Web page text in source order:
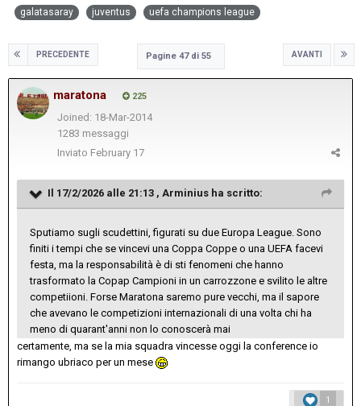
galatasaray juventus uefa champions league
PRECEDENTE AVANTI
Pagine 47 di 55
maratona 225
Joined: 18-Mar-2014
1283 messaggi
Inviato February 17
Il 17/2/2026 alle 21:13 , Arminius ha scritto:
Sputiamo sugli scudettini, figurati su due Europa League. Sono
finiti i tempi che se vincevi una Coppa Coppe o una UEFA facevi
festa, ma la responsabilità è di sti fenomeni che hanno
trasformato la Copap Campioni in un carrozzone e svilito le altre
competiioni. Forse Maratona saremo pure vecchi, ma il sapore
che avevano le competizioni internazionali di una volta chi ha
meno di quarant'anni non lo conoscerà mai
certamente, ma se la mia squadra vincesse oggi la conference io
rimango ubriaco per un mese
1